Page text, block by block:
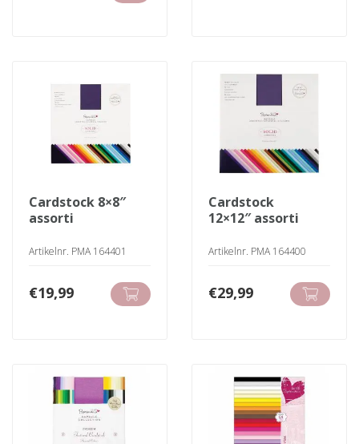
cardstock 8×8″
assorti
Artikelnr. PMA 164401
€19,99
cardstock
12×12″ assorti
Artikelnr. PMA 164400
€29,99